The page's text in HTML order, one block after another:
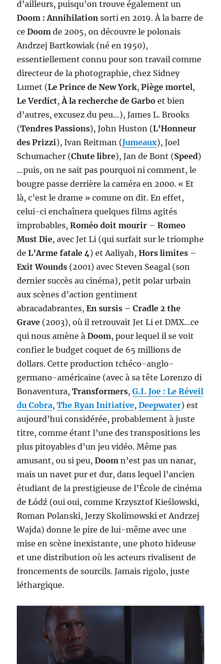
d’ailleurs, puisqu’on trouve également un
Doom : Annihilation sorti en 2019. À la barre de
ceDoom de 2005, on découvre le polonais
Andrzej Bartkowiak (né en 1950),
essentiellement connu pour son travail comme
directeur de la photographie, chez Sidney
Lumet (Le Prince de New York,Piège mortel,
Le Verdict,À la recherche de Garbo et bien
d’autres, excusez du peu…), James L. Brooks
(Tendres Passions), John Huston (L’Honneur
des Prizzi), Ivan Reitman (Jumeaux), Joel
Schumacher (Chute libre), Jan de Bont (Speed)
…puis, on ne sait pas pourquoi ni comment, le
bougre passe derrière la caméra en 2000. « Et
là, c’est le drame » comme on dit. En effet,
celui-ci enchaînera quelques films agités
improbables,Roméo doit mourir – Romeo
Must Die, avec Jet Li (qui surfait sur le triomphe
deL’Arme fatale 4) et Aaliyah,Hors limites –
Exit Wounds (2001) avec Steven Seagal (son
dernier succès au cinéma), petit polar urbain
aux scènes d’action gentiment
abracadabrantes,En sursis – Cradle 2 the
Grave (2003), où il retrouvait Jet Li et DMX…ce
qui nous amène àDoom, pour lequel il se voit
confier le budget coquet de 65 millions de
dollars. Cette production tchéco-anglo-
germano-américaine (avec à sa tête Lorenzo di
Bonaventura,Transformers,G.I. Joe : Le Réveil
du Cobra,The Ryan Initiative,Deepwater) est
aujourd’hui considérée, probablement à juste
titre, comme étant l’une des transpositions les
plus pitoyables d’un jeu vidéo. Même pas
amusant, ou si peu,Doom n’est pas un nanar,
mais un navet pur et dur, dans lequel l’ancien
étudiant de la prestigieuse de l’École de cinéma
de Łódź (oui oui, comme Krzysztof Kieślowski,
Roman Polanski, Jerzy Skolimowski et Andrzej
Wajda) donne le pire de lui-même avec une
mise en scène inexistante, une photo hideuse
et une distribution où les acteurs rivalisent de
froncements de sourcils. Jamais rigolo, juste
léthargique.